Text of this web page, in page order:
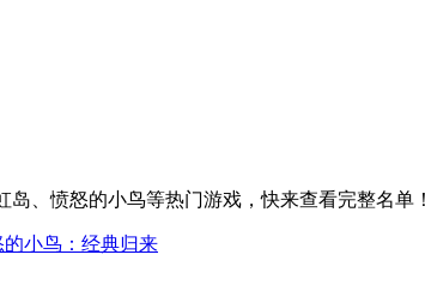
、愤怒的小鸟等热门游戏，快来查看完整名单！
的小鸟：经典归来